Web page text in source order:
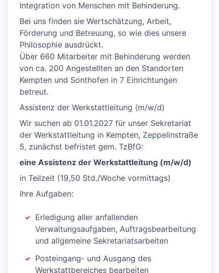
Integration von Menschen mit Behinderung.
Bei uns finden sie Wertschätzung, Arbeit,
Förderung und Betreuung, so wie dies unsere
Philosophie ausdrückt.
Über 660 Mitarbeiter mit Behinderung werden
von ca. 200 Angestellten an den Standorten
Kempten und Sonthofen in 7 Einrichtungen
betreut.
Assistenz der Werkstattleitung (m/w/d)
Wir suchen ab 01.01.2027 für unser Sekretariat
der Werkstattleitung in Kempten, Zeppelinstraße
5, zunächst befristet gem. TzBfG:
eine Assistenz der Werkstattleitung (m/w/d)
in Teilzeit (19,50 Std./Woche vormittags)
Ihre Aufgaben:
Erledigung aller anfallenden
Verwaltungsaufgaben, Auftragsbearbeitung
und allgemeine Sekretariatsarbeiten
Posteingang- und Ausgang des
Werkstattbereiches bearbeiten